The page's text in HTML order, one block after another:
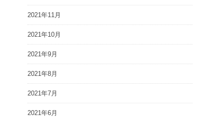
2021年11月
2021年10月
2021年9月
2021年8月
2021年7月
2021年6月